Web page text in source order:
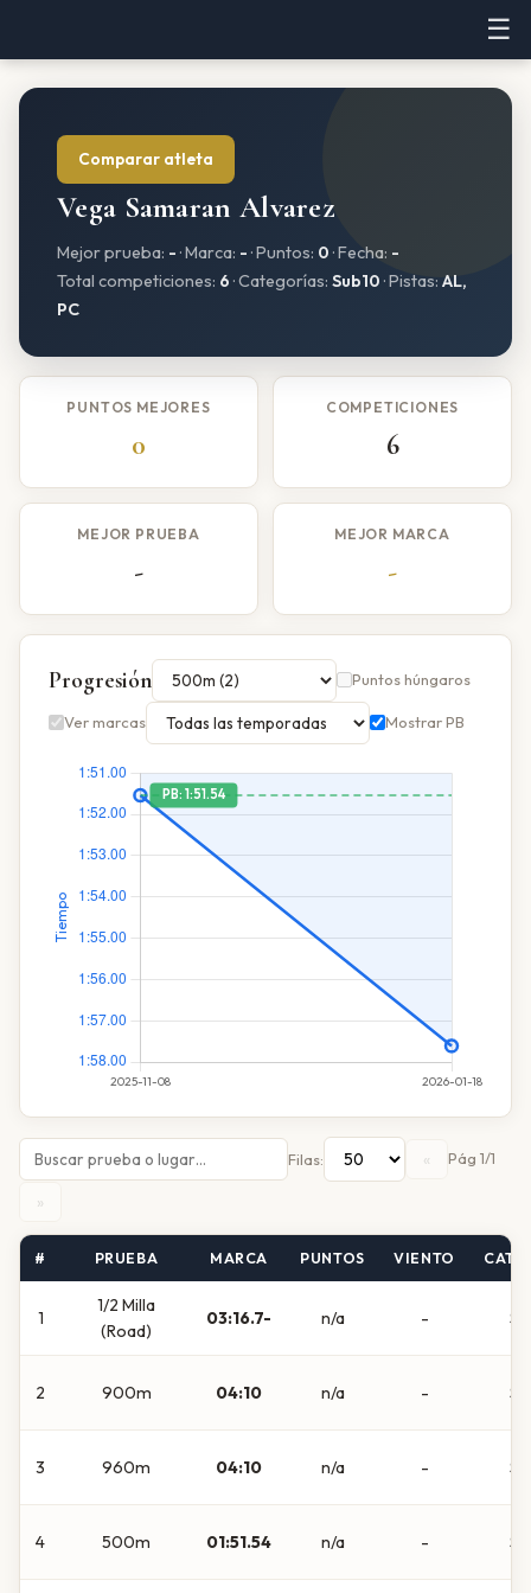
☰
Comparar atleta
Vega Samaran Alvarez
Mejor prueba: - · Marca: - · Puntos: 0 · Fecha: -
Total competiciones: 6 · Categorías: Sub10 · Pistas: AL,
PC
PUNTOS MEJORES
0
COMPETICIONES
6
MEJOR PRUEBA
-
MEJOR MARCA
-
Progresión Puntos húngaros
Ver marcas Mostrar PB
Filas: « Pág 1/1
»
# PRUEBA MARCA PUNTOS VIENTO
1
1/2 Milla
(Road)
03:16.7- n/a -
2 900m 04:10 n/a -
3 960m 04:10 n/a -
4 500m 01:51.54 n/a -